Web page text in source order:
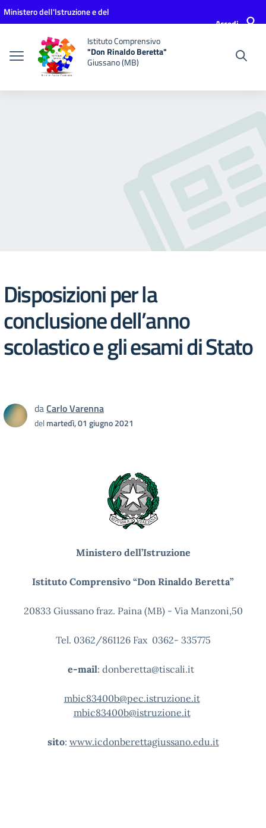
Vai ai contenuti
Vai al menu di navigazione
Vai al footer
Ministero dell'Istruzione e del
Accedi
Istituto Comprensivo
"Don Rinaldo Beretta"
Giussano (MB)
Disposizioni per la
conclusione dell’anno
scolastico e gli esami di Stato
daCarlo Varenna
delmartedì, 01 giugno 2021
Ministero dell’Istruzione
Istituto Comprensivo “Don Rinaldo Beretta”
20833 Giussano fraz. Paina (MB) - Via Manzoni,50
Tel. 0362/861126 Fax 0362- 335775
e-mail: donberetta@tiscali.it
mbic83400b@pec.istruzione.it
mbic83400b@istruzione.it
sito: www.icdonberettagiussano.edu.it